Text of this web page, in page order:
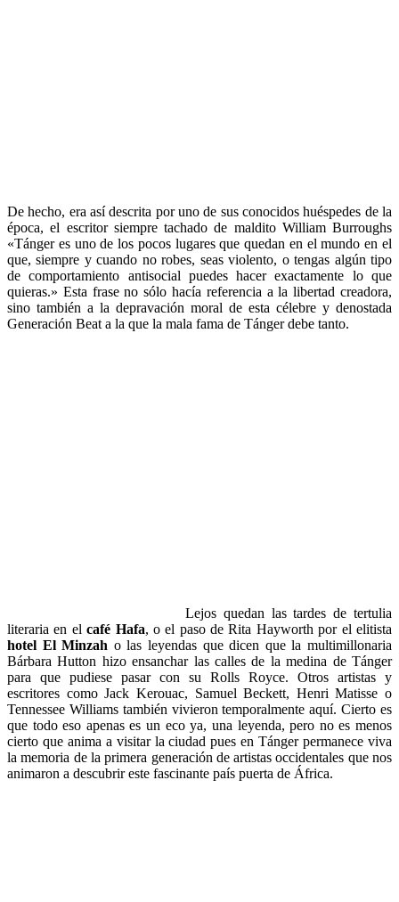
De hecho, era así descrita por uno de sus conocidos huéspedes de la
época, el escritor siempre tachado de maldito William Burroughs
«Tánger es uno de los pocos lugares que quedan en el mundo en el
que, siempre y cuando no robes, seas violento, o tengas algún tipo
de comportamiento antisocial puedes hacer exactamente lo que
quieras.» Esta frase no sólo hacía referencia a la libertad creadora,
sino también a la depravación moral de esta célebre y denostada
Generación Beat a la que la mala fama de Tánger debe tanto.
Lejos quedan las tardes de tertulia
literaria en elcafé Hafa, o el paso de Rita Hayworth por el elitista
hotel El Minzah o las leyendas que dicen que la multimillonaria
Bárbara Hutton hizo ensanchar las calles de la medina de Tánger
para que pudiese pasar con su Rolls Royce. Otros artistas y
escritores como Jack Kerouac, Samuel Beckett, Henri Matisse o
Tennessee Williams también vivieron temporalmente aquí. Cierto es
que todo eso apenas es un eco ya, una leyenda, pero no es menos
cierto que anima a visitar la ciudad pues en Tánger permanece viva
la memoria de la primera generación de artistas occidentales que nos
animaron a descubrir este fascinante país puerta de África.